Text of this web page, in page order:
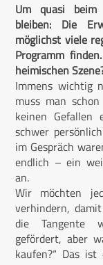
Um quasi beim
bleiben: Die
möglichst viele
Programm
heimischen
Immens wichtig
muss man
keinen
schwer
im Gespräch
endlich – ein
an.
Wir möchten
verhindern,
die Tangente
gefördert, aber
kaufen?“ Das